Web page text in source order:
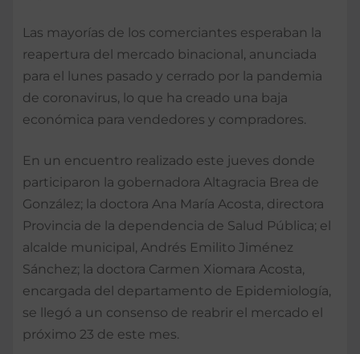
Las mayorías de los comerciantes esperaban la
reapertura del mercado binacional, anunciada
para el lunes pasado y cerrado por la pandemia
de coronavirus, lo que ha creado una baja
económica para vendedores y compradores.
En un encuentro realizado este jueves donde
participaron la gobernadora Altagracia Brea de
González; la doctora Ana María Acosta, directora
Provincia de la dependencia de Salud Pública; el
alcalde municipal, Andrés Emilito Jiménez
Sánchez; la doctora Carmen Xiomara Acosta,
encargada del departamento de Epidemiología,
se llegó a un consenso de reabrir el mercado el
próximo 23 de este mes.